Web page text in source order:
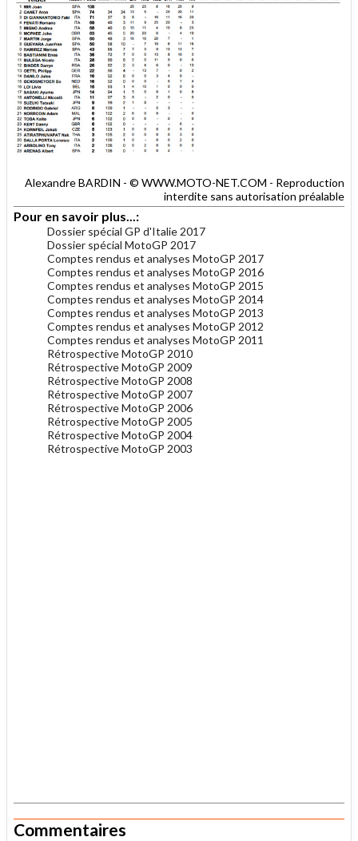
Alexandre BARDIN - © WWW.MOTO-NET.COM - Reproduction
interdite sans autorisation préalable
Pour en savoir plus...:
Dossier spécial GP d'Italie 2017
Dossier spécial MotoGP 2017
Comptes rendus et analyses MotoGP 2017
Comptes rendus et analyses MotoGP 2016
Comptes rendus et analyses MotoGP 2015
Comptes rendus et analyses MotoGP 2014
Comptes rendus et analyses MotoGP 2013
Comptes rendus et analyses MotoGP 2012
Comptes rendus et analyses MotoGP 2011
Rétrospective MotoGP 2010
Rétrospective MotoGP 2009
Rétrospective MotoGP 2008
Rétrospective MotoGP 2007
Rétrospective MotoGP 2006
Rétrospective MotoGP 2005
Rétrospective MotoGP 2004
Rétrospective MotoGP 2003
Commentaires